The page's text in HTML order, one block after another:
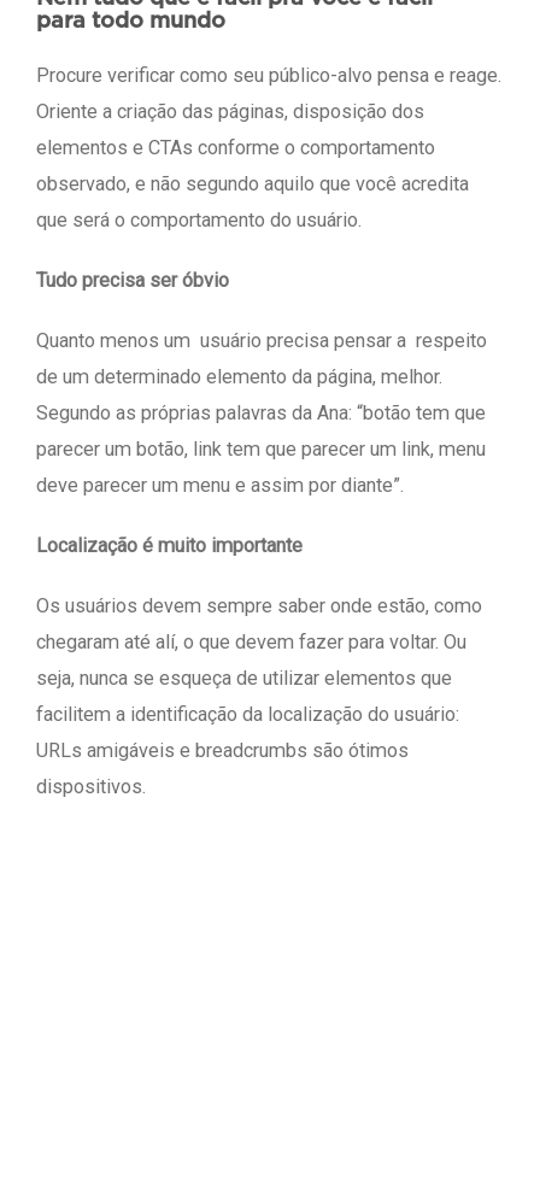
para todo mundo
Procure verificar como seu público-alvo pensa e reage.
Oriente a criação das páginas, disposição dos
elementos e CTAs conforme o comportamento
observado, e não segundo aquilo que você acredita
que será o comportamento do usuário.
Tudo precisa ser óbvio
Quanto menos um usuário precisa pensar a respeito
de um determinado elemento da página, melhor.
Segundo as próprias palavras da Ana: “botão tem que
parecer um botão, link tem que parecer um link, menu
deve parecer um menu e assim por diante”.
Localização é muito importante
Os usuários devem sempre saber onde estão, como
chegaram até alí, o que devem fazer para voltar. Ou
seja, nunca se esqueça de utilizar elementos que
facilitem a identificação da localização do usuário:
URLs amigáveis e breadcrumbs são ótimos
dispositivos.